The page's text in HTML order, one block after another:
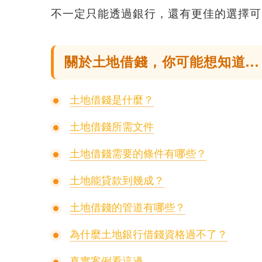
不一定只能透過銀行，還有更佳的選擇可
關於土地借錢，你可能想知道...
土地借錢是什麼？
土地借錢所需文件
土地借錢需要的條件有哪些？
土地能貸款到幾成？
土地借錢的管道有哪些？
為什麼土地銀行借錢資格過不了？